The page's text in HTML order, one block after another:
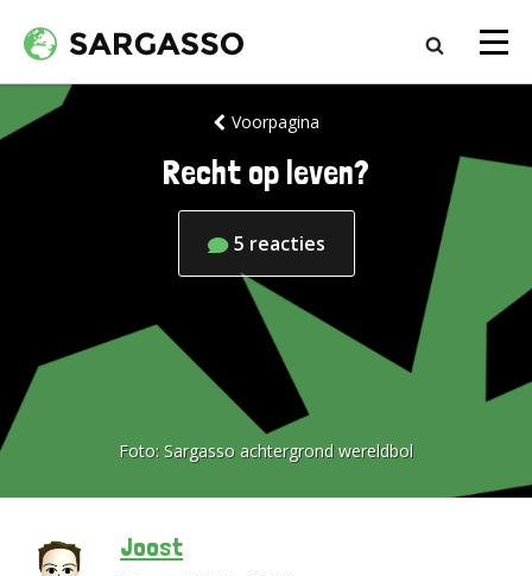
Voorpagina
Recht op leven?
5 reacties
Foto: Sargasso achtergrond wereldbol
Joost